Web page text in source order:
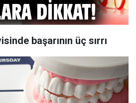
başarının üç sırrı